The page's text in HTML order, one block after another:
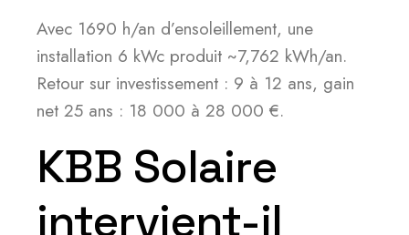
Avec 1690 h/an d’ensoleillement, une
installation 6 kWc produit ~7,762 kWh/an.
Retour sur investissement : 9 à 12 ans, gain
net 25 ans : 18 000 à 28 000 €.
KBB Solaire
intervient-il